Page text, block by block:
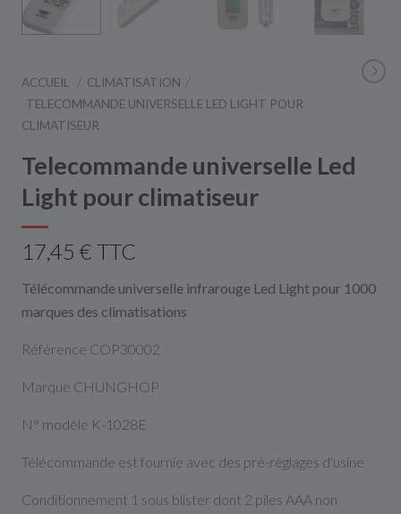
ACCUEIL
CLIMATISATION
TELECOMMANDE UNIVERSELLE LED LIGHT POUR
CLIMATISEUR
Telecommande universelle Led
Light pour climatiseur
17,45 € TTC
Télécommande universelle infrarouge Led Light pour 1000
marques des climatisations
Référence COP30002
Marque CHUNGHOP
N° modèle K-1028E
Télécommande est fournie avec des pré-réglages d'usine
Conditionnement 1 sous blister dont 2 piles AAA non